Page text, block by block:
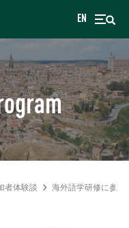
EN
者体験談 海外語学研修に参加